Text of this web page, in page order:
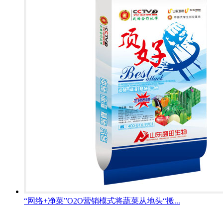
“网络+净菜”O2O营销模式将蔬菜从地头“搬...